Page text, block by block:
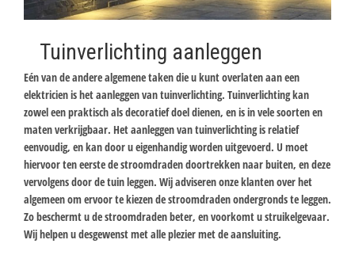
Tuinverlichting aanleggen
Eén van de andere algemene taken die u kunt overlaten aan een
elektricien is het aanleggen van tuinverlichting. Tuinverlichting kan
zowel een praktisch als decoratief doel dienen, en is in vele soorten en
maten verkrijgbaar. Het aanleggen van tuinverlichting is relatief
eenvoudig, en kan door u eigenhandig worden uitgevoerd. U moet
hiervoor ten eerste de stroomdraden doortrekken naar buiten, en deze
vervolgens door de tuin leggen. Wij adviseren onze klanten over het
algemeen om ervoor te kiezen de stroomdraden ondergronds te leggen.
Zo beschermt u de stroomdraden beter, en voorkomt u struikelgevaar.
Wij helpen u desgewenst met alle plezier met de aansluiting.